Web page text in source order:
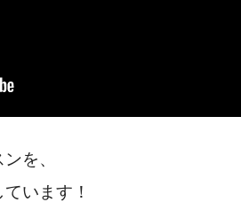
を、
います！